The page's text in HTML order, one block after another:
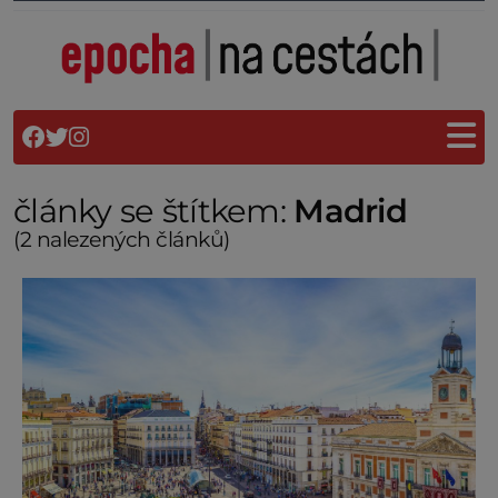
články se štítkem: Madrid
(2 nalezených článků)